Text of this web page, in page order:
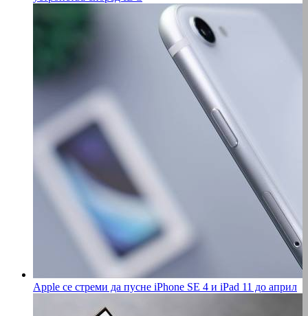
Apple се стреми да пусне iPhone SE 4 и iPad 11 до април